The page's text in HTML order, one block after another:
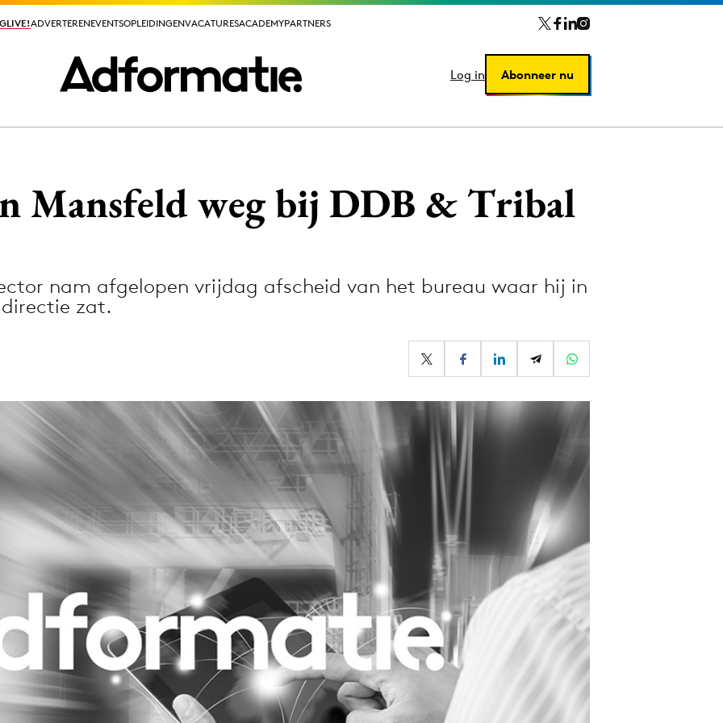
ADVERTERENEVENTSOPLEIDINGENVACATURESACADEMYPARTNERS
Log in Abonneer nu
ADVERTERENEVENTSOPLEIDINGENVACATURESACADEMYPARTNERS
Log in Abonneer nu
Media
Reputatie & crisis
Mansfeld weg bij DDB & Tribal
nam afgelopen vrijdag afscheid van het bureau waar hij in
zat.